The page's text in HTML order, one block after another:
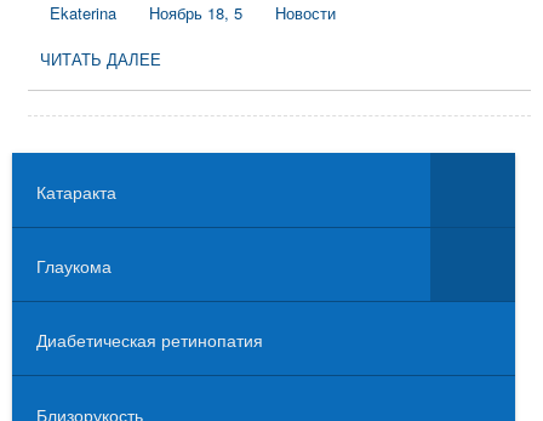
Ekaterina Ноябрь 18, 5
Новости
ЧИТАТЬ ДАЛЕЕ
Катаракта
Глаукома
Диабетическая ретинопатия
Близорукость